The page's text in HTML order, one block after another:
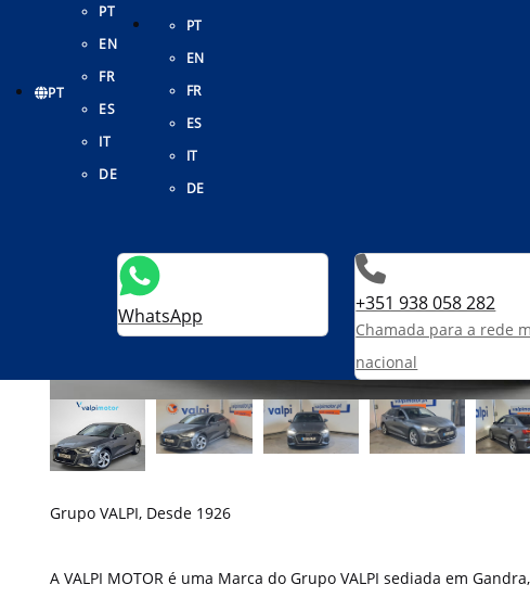
PT
PT
EN
FR
ES
IT
DE
PT
EN
FR
ES
IT
DE
WhatsApp
+351 938 058 282
Chamada para a rede
nacional
Grupo VALPI, Desde 1926
A VALPI MOTOR é uma Marca do Grupo VALPI sediada em